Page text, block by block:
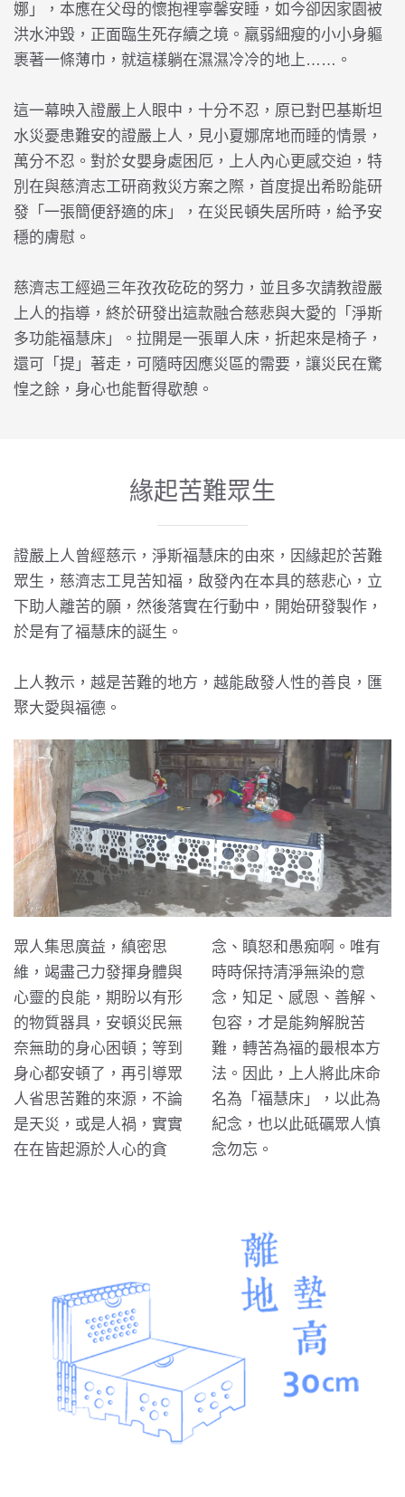
娜 」，本應在父母的懷抱裡寧馨安睡，如今卻因家園被
洪水沖毀，正面臨生死存續之境。羸弱細瘦的小小身軀
裹著一條薄巾，就這樣躺在濕濕冷冷的地上……。
這一幕映入證嚴上人眼中，十分不忍，原已對巴基斯坦
水災憂患難安的證嚴上人，見小夏娜席地而睡的情景，
萬分不忍。對於女嬰身處困厄，上人內心更感交迫，特
別在與慈濟志工研商救災方案之際，首度提出希盼能研
發「一張簡便舒適的床」，在災民頓失居所時，給予安
穩的膚慰。
慈濟志工經過三年孜孜矻矻的努力，並且多次請教證嚴
上人的指導，終於研發出這款融合慈悲與大愛的「淨斯
多功能福慧床」。拉開是一張單人床，折起來是椅子，
還可「提」著走，可隨時因應災區的需要，讓災民在驚
惶之餘，身心也能暫得歇憩。
緣起苦難眾生
證嚴上人曾經慈示，淨斯福慧床的由來，因緣起於苦難
眾生，慈濟志工見苦知福，啟發內在本具的慈悲心，立
下助人離苦的願，然後落實在行動中，開始研發製作，
於是有了福慧床的誕生。
上人教示，越是苦難的地方，越能啟發人性的善良，匯
聚大愛與福德。
眾人集思廣益，縝密思
維，竭盡己力發揮身體與
心靈的良能，期盼以有形
的物質器具，安頓災民無
奈無助的身心困頓；等到
身心都安頓了，再引導眾
人省思苦難的來源，不論
是天災，或是人禍，實實
在在皆起源於人心的貪
念、瞋怒和愚痴啊。唯有
時時保持清淨無染的意
念，知足、感恩、善解、
包容，才是能夠解脫苦
難，轉苦為福的最根本方
法。因此，上人將此床命
名為「福慧床」，以此為
紀念，也以此砥礪眾人慎
念勿忘。